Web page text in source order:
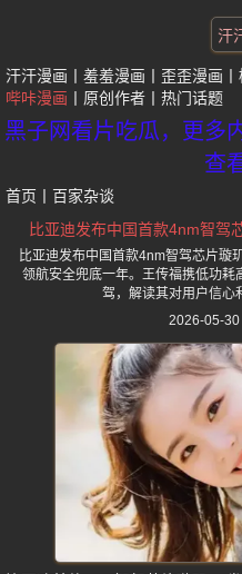
汗
汗汗漫画 羞羞漫画 歪歪漫画
哔咔漫画
原创作者 热门话题
黑子网看片吃瓜，更多
查
首页 百家杂谈
比亚迪发布中国首款4nm智驾
比亚迪发布中国首款4nm智驾芯片璇
领航安全兜底一年。王传福携低功
驾，解读其对用户信心
2026-05-30